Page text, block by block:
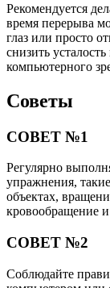
Рекомендуется
время перерыва
глаз или просто
снизить
компьютерного
Советы
СОВЕТ №1
Регулярно
упражнения,
объектах,
кровообращение
СОВЕТ №2
Соблюдайте